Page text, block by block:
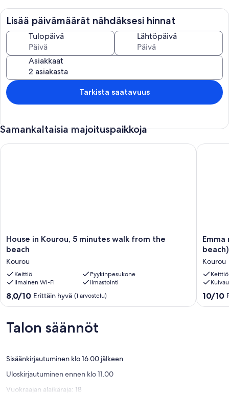
Lisää päivämäärät nähdäksesi hinnat
Tulopäivä Lähtöpäivä
Asiakkaat
Tarkista saatavuus
Samankaltaisia majoituspaikkoja
House
in
5
minutes
walk
from
the
Kourou
House in Kourou, 5 minutes walk from the
beach
Kourou
Keittiö
Pyykinpesukone
Ilmainen Wi-Fi
Ilmastointi
8.0
kautta
Erittäin
hyvä,
8,0/10 Erittäin hyvä (1 arvostelu)
House in Kourou, 5 minutes walk from the beach
Emma
modern
(2-
minute
walk
from
the
Kourou
Keittiö
10.0
kautta
10/10
Emma
Talon säännöt
Sisäänkirjautuminen klo 16.00 jälkeen
Uloskirjautuminen ennen klo 11.00
Vuokraajan alaikäraja: 18